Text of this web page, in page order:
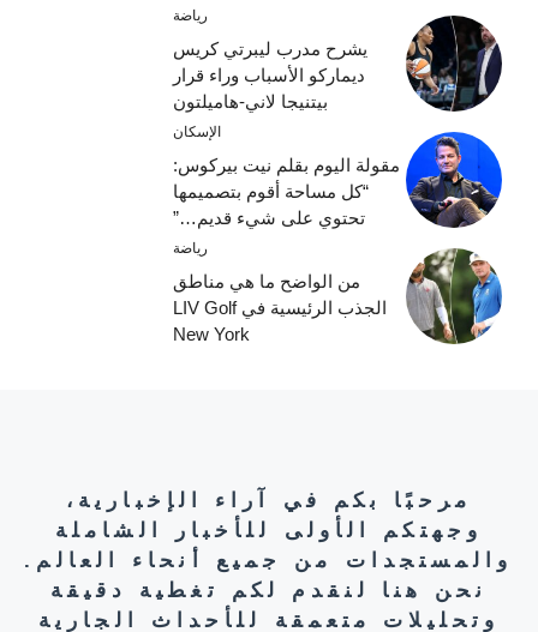
رياضة
يشرح مدرب ليبرتي كريس
ديماركو الأسباب وراء قرار
بيتنيجا لاني-هاميلتون
الإسكان
مقولة اليوم بقلم نيت بيركوس:
“كل مساحة أقوم بتصميمها
تحتوي على شيء قديم…”
رياضة
من الواضح ما هي مناطق
الجذب الرئيسية في LIV Golf
New York
مرحبًا بكم في آراء الإخبارية،
وجهتكم الأولى للأخبار الشاملة
والمستجدات من جميع أنحاء العالم.
نحن هنا لنقدم لكم تغطية دقيقة
وتحليلات متعمقة للأحداث الجارية